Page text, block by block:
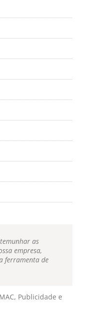
as
empresa,
ferramenta de
Publicidade e